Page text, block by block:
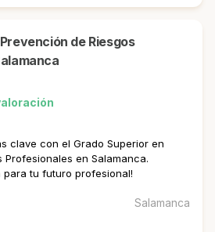
clave con el Grado Superior en
Profesionales en Salamanca.
para tu futuro profesional!
Salamanca